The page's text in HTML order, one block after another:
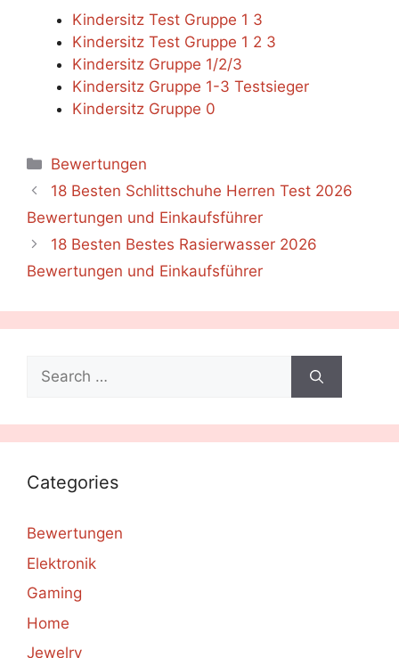
Kindersitz Test Gruppe 1 3
Kindersitz Test Gruppe 1 2 3
Kindersitz Gruppe 1/2/3
Kindersitz Gruppe 1-3 Testsieger
Kindersitz Gruppe 0
Categories
Bewertungen
18 Besten Schlittschuhe Herren Test 2026
Bewertungen und Einkaufsführer
18 Besten Bestes Rasierwasser 2026
Bewertungen und Einkaufsführer
Search
for:
Categories
Bewertungen
Elektronik
Gaming
Home
Jewelry